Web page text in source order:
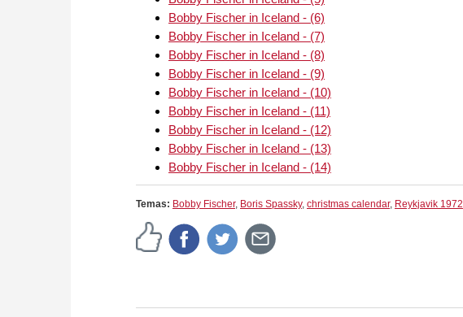
Bobby Fischer in Iceland - (6)
Bobby Fischer in Iceland - (7)
Bobby Fischer in Iceland - (8)
Bobby Fischer in Iceland - (9)
Bobby Fischer in Iceland - (10)
Bobby Fischer in Iceland - (11)
Bobby Fischer in Iceland - (12)
Bobby Fischer in Iceland - (13)
Bobby Fischer in Iceland - (14)
Temas: Bobby Fischer, Boris Spassky, christmas calendar, Reykjavik 1972